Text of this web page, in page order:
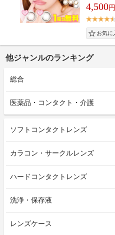
4,500円
他ジャンルのランキング
総合
医薬品・コンタクト・介護
ソフトコンタクトレンズ
カラコン・サークルレンズ
ハードコンタクトレンズ
洗浄・保存液
レンズケース